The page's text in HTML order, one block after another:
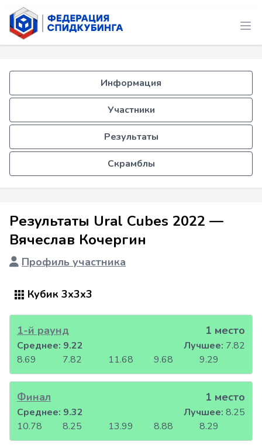
Информация
Участники
Результаты
Скрамблы
Результаты Ural Cubes 2022 —
Вячеслав Кочергин
Профиль участника
Кубик 3x3x3
1-й раунд 1 место
8.69 7.82 11.68 9.68 9.29
Среднее: 9.22 Лучшее: 7.82
Финал 1 место
10.78 8.25 13.99 8.88 8.29
Среднее: 9.32 Лучшее: 8.25